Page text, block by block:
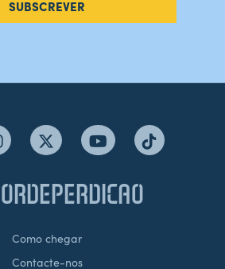
SUBSCREVER
Como chegar
Contacte-nos